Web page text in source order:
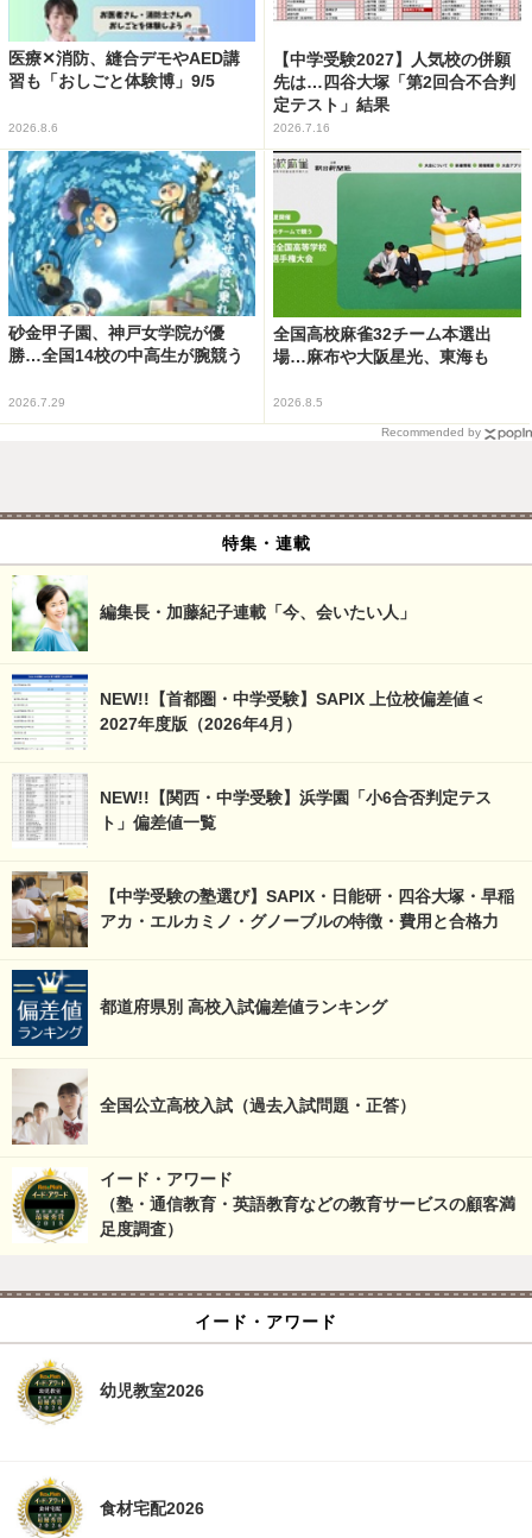
医療✕消防、縫合デモやAED講
習も「おしごと体験博」9/5
2026.8.6
【中学受験2027】人気校の併願
先は…四谷大塚「第2回合不合判
定テスト」結果
2026.7.16
砂金甲子園、神戸女学院が優
勝…全国14校の中高生が腕競う
2026.7.29
全国高校麻雀32チーム本選出
場…麻布や大阪星光、東海も
2026.8.5
Recommended by
特集・連載
編集長・加藤紀子連載「今、会いたい人」
NEW!!【首都圏・中学受験】SAPIX 上位校偏差値＜
2027年度版（2026年4月）
NEW!!【関西・中学受験】浜学園「小6合否判定テス
ト」偏差値一覧
【中学受験の塾選び】SAPIX・日能研・四谷大塚・早稲
アカ・エルカミノ・グノーブルの特徴・費用と合格力
都道府県別 高校入試偏差値ランキング
全国公立高校入試（過去入試問題・正答）
イード・アワード
（塾・通信教育・英語教育などの教育サービスの顧客満
足度調査）
イード・アワード
幼児教室2026
食材宅配2026